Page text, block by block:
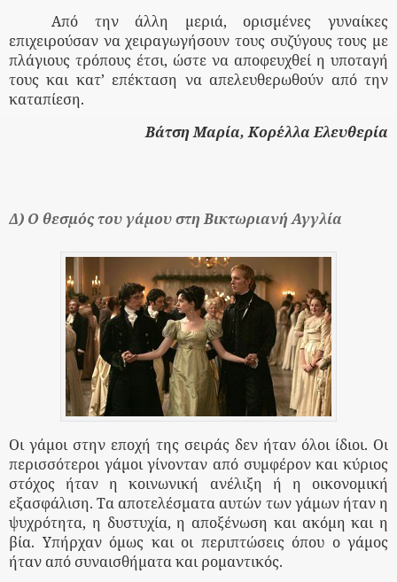
Από την άλλη μεριά, ορισμένες γυναίκες
επιχειρούσαν να χειραγωγήσουν τους συζύγους τους με
πλάγιους τρόπους έτσι, ώστε να αποφευχθεί η υποταγή
τους και κατ’ επέκταση να απελευθερωθούν από την
καταπίεση.
Βάτση Μαρία, Κορέλλα Ελευθερία
Δ) Ο θεσμός του γάμου στη Βικτωριανή Αγγλία
Οι γάμοι στην εποχή της σειράς δεν ήταν όλοι ίδιοι. Οι
περισσότεροι γάμοι γίνονταν από συμφέρον και κύριος
στόχος ήταν η κοινωνική ανέλιξη ή η οικονομική
εξασφάλιση. Τα αποτελέσματα αυτών των γάμων ήταν η
ψυχρότητα, η δυστυχία, η αποξένωση και ακόμη και η
βία. Υπήρχαν όμως και οι περιπτώσεις όπου ο γάμος
ήταν από συναισθήματα και ρομαντικός.